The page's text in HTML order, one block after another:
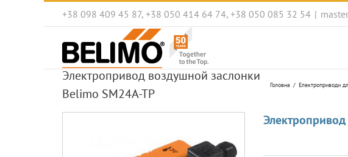
+38 098 409 45 87, +38 050 414 64 74, +38 050 085 32 54 |
Электропривод воздушной заслонки
Belimo SM24A-TP
Головна Електроприводи